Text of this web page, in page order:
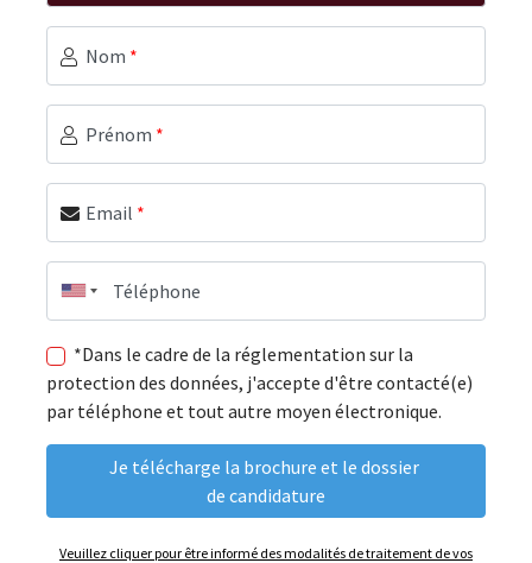
Nom *
Prénom *
Email *
Téléphone
*Dans le cadre de la réglementation sur la
protection des données, j'accepte d'être contacté(e)
par téléphone et tout autre moyen électronique.
Veuillez cliquer pour être informé des modalités de traitement de vos